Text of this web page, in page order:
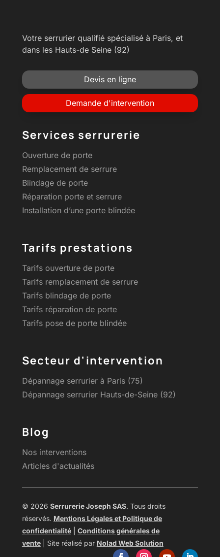
Votre serrurier qualifié spécialisé à Paris, et
dans les Hauts-de Seine (92)
Devis en ligne
Demande d'intervention
Services serrurerie
Ouverture de porte
Remplacement de serrure
Blindage de porte
Réparation porte et serrure
Installation d’une porte blindée
Tarifs prestations
Tarifs ouverture de porte
Tarifs remplacement de serrure
Tarifs blindage de porte
Tarifs réparation de porte
Tarifs pose de porte blindée
Secteur d'intervention
Dépannage serrurier à Paris (75)
Dépannage serrurier Hauts-de-Seine (92)
Blog
Nos interventions
Articles d'actualités
© 2026 Serrurerie Joseph SAS. Tous droits
réservés. Mentions Légales et Politique de
confidentialité| Conditions générales de
vente| Site réalisé par Nolad Web Solution